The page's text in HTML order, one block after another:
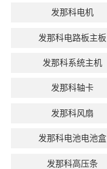
发那科电机
发那科电路板主板
发那科系统主机
发那科轴卡
发那科风扇
发那科电池电池盒
发那科高压条